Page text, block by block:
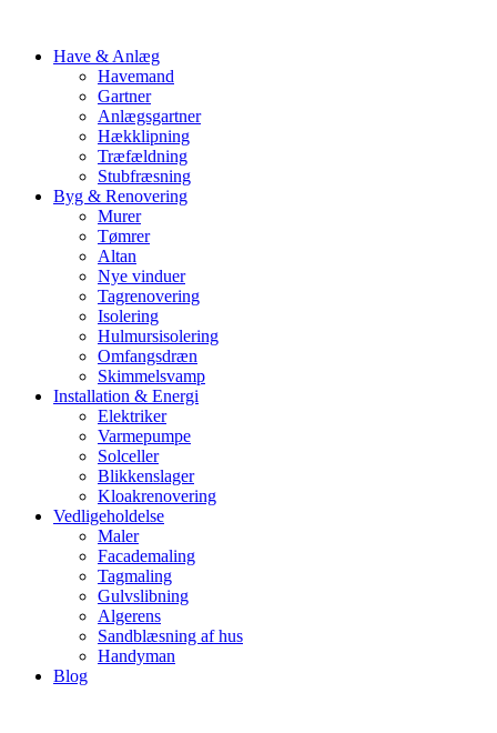
Have & Anlæg
Havemand
Gartner
Anlægsgartner
Hækklipning
Træfældning
Stubfræsning
Byg & Renovering
Murer
Tømrer
Altan
Nye vinduer
Tagrenovering
Isolering
Hulmursisolering
Omfangsdræn
Skimmelsvamp
Installation & Energi
Elektriker
Varmepumpe
Solceller
Blikkenslager
Kloakrenovering
Vedligeholdelse
Maler
Facademaling
Tagmaling
Gulvslibning
Algerens
Sandblæsning af hus
Handyman
Blog